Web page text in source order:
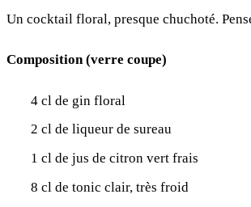
Un cocktail floral, presque chuchoté.
Composition (verre coupe)
4 cl de gin floral
2 cl de liqueur de sureau
1 cl de jus de citron vert frais
8 cl de tonic clair, très froid